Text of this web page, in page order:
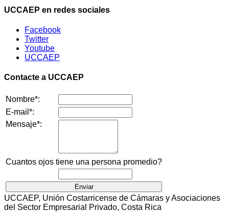
UCCAEP en redes sociales
Facebook
Twitter
Youtube
UCCAEP
Contacte a UCCAEP
Nombre*:
E-mail*:
Mensaje*:
Cuantos ojos tiene una persona promedio?
UCCAEP, Unión Costarricense de Cámaras y Asociaciones
del Sector Empresarial Privado, Costa Rica